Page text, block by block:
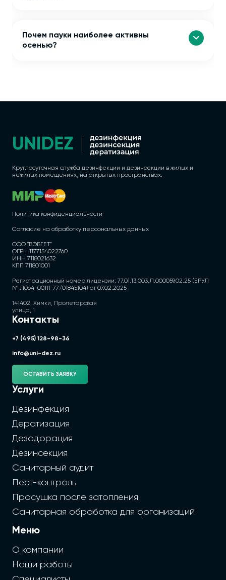
Почем пауки наиболее активны
осенью?
Круглосуточная служба дезинфекции и дезинсекции в жилых и
нежилых помещениях, на открытых пространствах.
Политика конфиденциальности
Согласие на обработку персональных данных
ООО "ВЭБГЕТ"
ОГРН 1177154022760
ИНН 7118021632
КПП 711801001
Регистрационный номер лицензии: 77.01.13.003.Л.000059.02.25 (ЕРУЛ
№ Л064-00111-77/01845104) от 07.02.2025
141402, Химки, Пролетарская
улица, 1
Контакты
+7 (495) 128-98-36
info@uni-dez.ru
ОСТАВИТЬ ЗАЯВКУ
Услуги
Дезинфекция
Дератизация
Дезодорация
Дезинсекция
Санитарный аудит
Пест-контроль
Просушка после затопления
Санитарная обработка для организаций
Меню
О компании
Наши работы